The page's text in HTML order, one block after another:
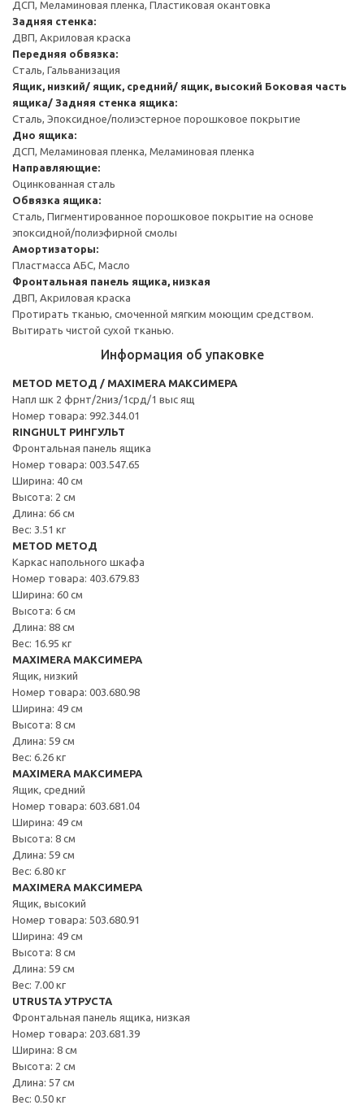
ДСП, Меламиновая пленка, Пластиковая окантовка
Задняя стенка:
ДВП, Акриловая краска
Передняя обвязка:
Сталь, Гальванизация
Ящик, низкий/ ящик, средний/ ящик, высокий Боковая часть
ящика/ Задняя стенка ящика:
Сталь, Эпоксидное/полиэстерное порошковое покрытие
Дно ящика:
ДСП, Меламиновая пленка, Меламиновая пленка
Направляющие:
Оцинкованная сталь
Обвязка ящика:
Сталь, Пигментированное порошковое покрытие на основе
эпоксидной/полиэфирной смолы
Амортизаторы:
Пластмасса АБС, Масло
Фронтальная панель ящика, низкая
ДВП, Акриловая краска
Протирать тканью, смоченной мягким моющим средством.
Вытирать чистой сухой тканью.
Информация об упаковке
METOD МЕТОД / MAXIMERA МАКСИМЕРА
Напл шк 2 фрнт/2низ/1срд/1 выс ящ
Номер товара: 992.344.01
RINGHULT РИНГУЛЬТ
Фронтальная панель ящика
Номер товара: 003.547.65
Ширина: 40 см
Высота: 2 см
Длина: 66 см
Вес: 3.51 кг
METOD МЕТОД
Каркас напольного шкафа
Номер товара: 403.679.83
Ширина: 60 см
Высота: 6 см
Длина: 88 см
Вес: 16.95 кг
MAXIMERA МАКСИМЕРА
Ящик, низкий
Номер товара: 003.680.98
Ширина: 49 см
Высота: 8 см
Длина: 59 см
Вес: 6.26 кг
MAXIMERA МАКСИМЕРА
Ящик, средний
Номер товара: 603.681.04
Ширина: 49 см
Высота: 8 см
Длина: 59 см
Вес: 6.80 кг
MAXIMERA МАКСИМЕРА
Ящик, высокий
Номер товара: 503.680.91
Ширина: 49 см
Высота: 8 см
Длина: 59 см
Вес: 7.00 кг
UTRUSTA УТРУСТА
Фронтальная панель ящика, низкая
Номер товара: 203.681.39
Ширина: 8 см
Высота: 2 см
Длина: 57 см
Вес: 0.50 кг